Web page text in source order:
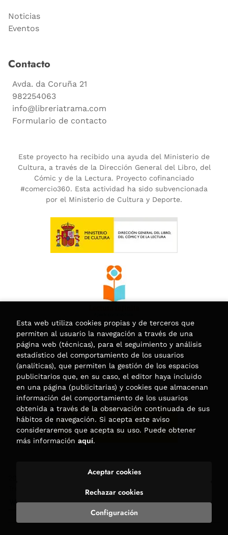
Noticias
Eventos
Contacto
Avda. da Coruña 21
982254063
info@libreriatrama.com
Formulario de contacto
Este proyecto ha recibido una ayuda del Ministerio de
Cultura, a través de la Dirección General del Libro, del
Cómic y de la Lectura. Proyecto cofinanciado
#comercio360. Esta actividad ha sido subvencionada
por el Ministerio de Cultura y Deporte.
. Todos los Derechos Reservados |
Esta web utiliza cookies propias y de terceros que
permiten al usuario la navegación a través de una
página web (técnicas), para el seguimiento y análisis
estadístico del comportamiento de los usuarios
(analíticas), que permiten la gestión de los espacios
publicitarios que, en su caso, el editor haya incluido
en una página (publicitarias) y cookies que almacenan
información del comportamiento de los usuarios
obtenida a través de la observación continuada de sus
hábitos de navegación. Si acepta este aviso
consideraremos que acepta su uso. Puede obtener
más información aquí.
Configuración
Rechazar cookies
Aceptar cookies